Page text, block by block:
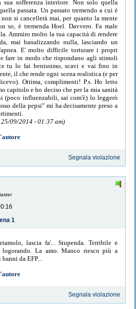
sua sofferenza interiore. Non solo quella
passata. Un passato tremendo a cui è
si cancellerà mai, per quanto la mente
so, è tremenda Hoel. Davvero. Fa male
Ammiro molto la tua capacità di rendere
mai banalizzando nulla, lasciando un
E' molto difficile torturare i propri
fare in modo che rispondano agli stimoli
tu lo fai benissimo, scavi e vai fino in
il che rende ogni scena realistica (e per
Ottima, complimenti! P.s. Ho letto
capitolo e ho deciso che per la mia sanità
(poco influenzabili, sai com'è) lo leggerò
della pepsi" mi ha decisamente preso a
09/2014 - 01:37 am)
Segnala violazione
1
lascia fa'... Stupenda. Terribile e
logorando. La amo. Manco riesco più a
da EFP...
Segnala violazione